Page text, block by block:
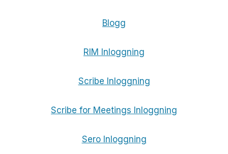
Blogg
RIM Inloggning
Scribe Inloggning
Scribe for Meetings Inloggning
Sero Inloggning